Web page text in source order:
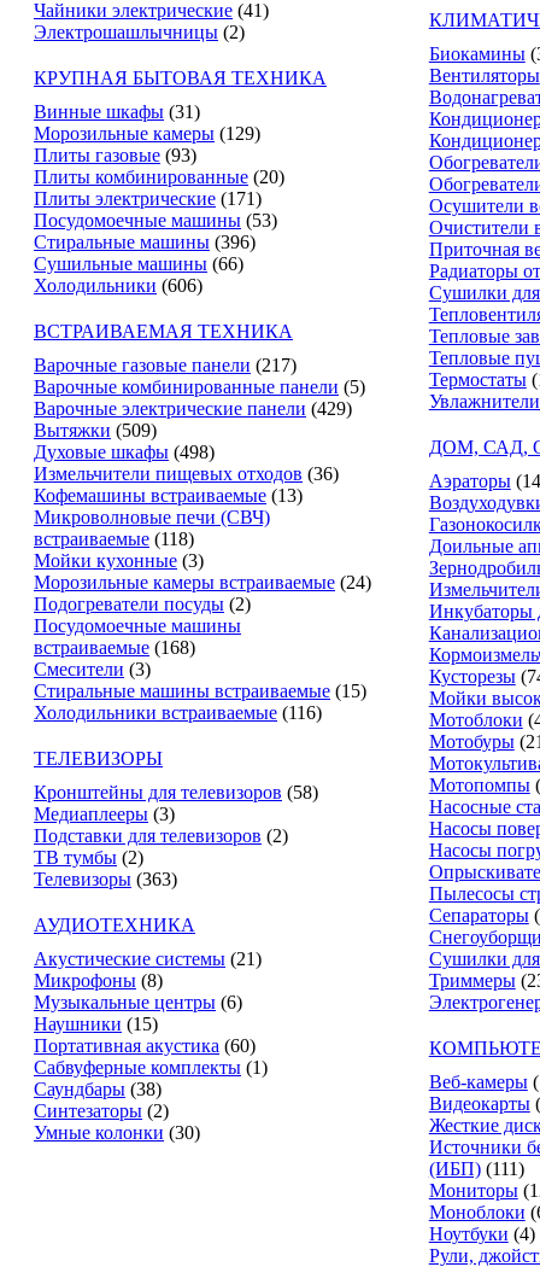
Чайники электрические (41)
Электрошашлычницы (2)
КРУПНАЯ БЫТОВАЯ ТЕХНИКА
Винные шкафы (31)
Морозильные камеры (129)
Плиты газовые (93)
Плиты комбинированные (20)
Плиты электрические (171)
Посудомоечные машины (53)
Стиральные машины (396)
Сушильные машины (66)
Холодильники (606)
ВСТРАИВАЕМАЯ ТЕХНИКА
Варочные газовые панели (217)
Варочные комбинированные панели (5)
Варочные электрические панели (429)
Вытяжки (509)
Духовые шкафы (498)
Измельчители пищевых отходов (36)
Кофемашины встраиваемые (13)
Микроволновые печи (СВЧ)
встраиваемые (118)
Мойки кухонные (3)
Морозильные камеры встраиваемые (24)
Подогреватели посуды (2)
Посудомоечные машины
встраиваемые (168)
Смесители (3)
Стиральные машины встраиваемые (15)
Холодильники встраиваемые (116)
ТЕЛЕВИЗОРЫ
Кронштейны для телевизоров (58)
Медиаплееры (3)
Подставки для телевизоров (2)
ТВ тумбы (2)
Телевизоры (363)
АУДИОТЕХНИКА
Акустические системы (21)
Микрофоны (8)
Музыкальные центры (6)
Наушники (15)
Портативная акустика (60)
Сабвуферные комплекты (1)
Саундбары (38)
Синтезаторы (2)
Умные колонки (30)
Биокамины
Вентиляторы
Осушители
Очистители
Приточная
Радиаторы
Сушилки
Тепловые
Тепловые
Термостаты
ДОМ, САД,
Аэраторы
Доильные
Инкубаторы
Кусторезы
Мойки
Мотоблоки
Мотобуры
Мотопомпы
Насосные
Насосы
Насосы
Пылесосы
Сепараторы
Сушилки
Триммеры
Веб-камеры
Видеокарты
Жесткие
Источники
(ИБП) (111)
Мониторы
Моноблоки
Ноутбуки (4)
Рули,